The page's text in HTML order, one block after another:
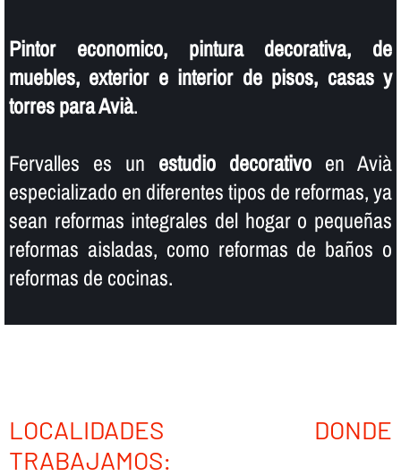
Pintor economico, pintura decorativa, de
muebles, exterior e interior de pisos, casas y
torres para Avià.
Fervalles es un estudio decorativo en Avià
especializado en diferentes tipos de reformas, ya
sean reformas integrales del hogar o pequeñas
reformas aisladas, como reformas de baños o
reformas de cocinas.
LOCALIDADES DONDE
TRABAJAMOS: